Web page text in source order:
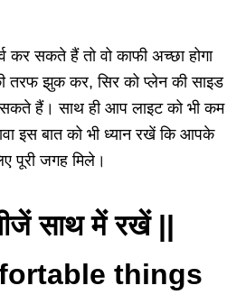
कर सकते हैं तो वो काफी अच्छा होगा
तरफ झुक कर,सिर को प्लेन की साइड
हैं। साथ ही आप लाइट को भी कम
इस बात को भी ध्यान रखें कि आपके
पूरी जगह मिले।
साथ में रखें ||
things